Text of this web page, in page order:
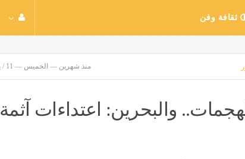
ثقافة وفن
منذ شهرين — الخميس — 11 / يونيو / 2026
والبحرين: اعتداءات آثمة